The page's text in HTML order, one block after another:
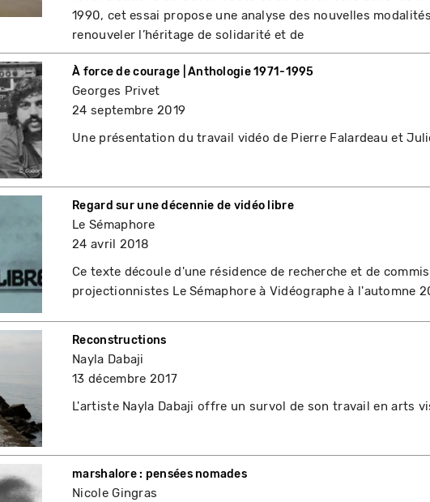
1990, cet essai propose une analyse des nouvelles
renouveler l’héritage de solidarité et de
À force de courage | Anthologie 1971-1995
Georges Privet
24 septembre 2019
Une présentation du travail vidéo de Pierre Falardeau et
Regard sur une décennie de vidéo libre
Le Sémaphore
24 avril 2018
Ce texte découle d'une résidence de recherche et de
projectionnistes Le Sémaphore à Vidéographe à l'automne
Reconstructions
Nayla Dabaji
13 décembre 2017
L'artiste Nayla Dabaji offre un survol de son travail en arts
marshalore : pensées nomades
Nicole Gingras